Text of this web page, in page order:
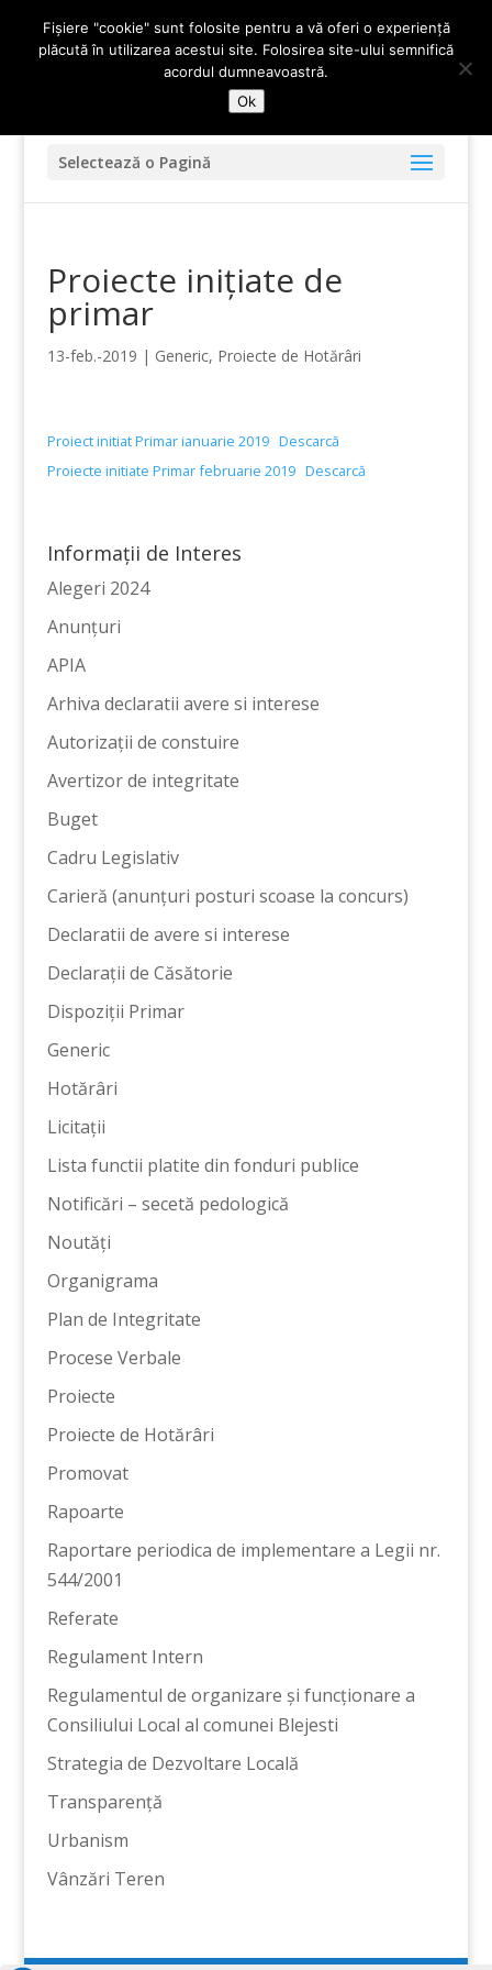
Selectează o Pagină
Proiecte inițiate de
primar
13-feb.-2019 | Generic, Proiecte de Hotărâri
Proiect initiat Primar ianuarie 2019 Descarcă
Proiecte initiate Primar februarie 2019 Descarcă
Informații de Interes
Alegeri 2024
Anunțuri
APIA
Arhiva declaratii avere si interese
Autorizații de constuire
Avertizor de integritate
Buget
Cadru Legislativ
Carieră (anunțuri posturi scoase la concurs)
Declaratii de avere si interese
Declarații de Căsătorie
Dispoziții Primar
Generic
Hotărâri
Licitații
Lista functii platite din fonduri publice
Notificări – secetă pedologică
Noutăți
Organigrama
Plan de Integritate
Procese Verbale
Proiecte
Proiecte de Hotărâri
Promovat
Rapoarte
Raportare periodica de implementare a Legii nr.
544/2001
Referate
Regulament Intern
Regulamentul de organizare și funcționare a
Consiliului Local al comunei Blejesti
Strategia de Dezvoltare Locală
Transparență
Urbanism
Vânzări Teren
Fișiere "cookie" sunt folosite pentru a vă oferi o experiență
plăcută în utilizarea acestui site. Folosirea site-ului semnifică
acordul dumneavoastră.
Ok